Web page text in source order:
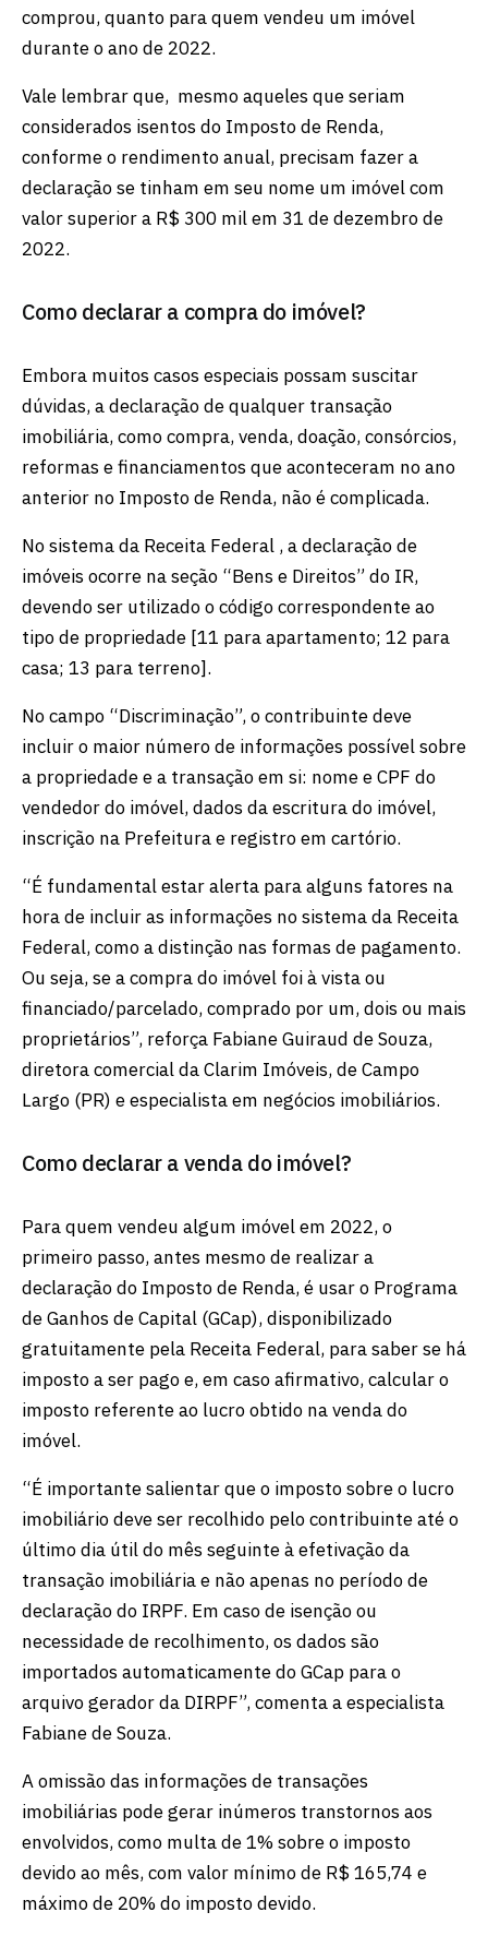
comprou, quanto para quem vendeu um imóvel
durante o ano de 2022.
Vale lembrar que, mesmo aqueles que seriam
considerados isentos do Imposto de Renda,
conforme o rendimento anual, precisam fazer a
declaração se tinham em seu nome um imóvel com
valor superior a R$ 300 mil em 31 de dezembro de
2022.
Como declarar a compra do imóvel?
Embora muitos casos especiais possam suscitar
dúvidas, a declaração de qualquer transação
imobiliária, como compra, venda, doação, consórcios,
reformas e financiamentos que aconteceram no ano
anterior no Imposto de Renda, não é complicada.
No sistema da Receita Federal , a declaração de
imóveis ocorre na seção “Bens e Direitos” do IR,
devendo ser utilizado o código correspondente ao
tipo de propriedade [11 para apartamento; 12 para
casa; 13 para terreno].
No campo “Discriminação”, o contribuinte deve
incluir o maior número de informações possível sobre
a propriedade e a transação em si: nome e CPF do
vendedor do imóvel, dados da escritura do imóvel,
inscrição na Prefeitura e registro em cartório.
“É fundamental estar alerta para alguns fatores na
hora de incluir as informações no sistema da Receita
Federal, como a distinção nas formas de pagamento.
Ou seja, se a compra do imóvel foi à vista ou
financiado/parcelado, comprado por um, dois ou mais
proprietários”, reforça Fabiane Guiraud de Souza,
diretora comercial da Clarim Imóveis, de Campo
Largo (PR) e especialista em negócios imobiliários.
Como declarar a venda do imóvel?
Para quem vendeu algum imóvel em 2022, o
primeiro passo, antes mesmo de realizar a
declaração do Imposto de Renda, é usar o Programa
de Ganhos de Capital (GCap), disponibilizado
gratuitamente pela Receita Federal, para saber se há
imposto a ser pago e, em caso afirmativo, calcular o
imposto referente ao lucro obtido na venda do
imóvel.
“É importante salientar que o imposto sobre o lucro
imobiliário deve ser recolhido pelo contribuinte até o
último dia útil do mês seguinte à efetivação da
transação imobiliária e não apenas no período de
declaração do IRPF. Em caso de isenção ou
necessidade de recolhimento, os dados são
importados automaticamente do GCap para o
arquivo gerador da DIRPF”, comenta a especialista
Fabiane de Souza.
A omissão das informações de transações
imobiliárias pode gerar inúmeros transtornos aos
envolvidos, como multa de 1% sobre o imposto
devido ao mês, com valor mínimo de R$ 165,74 e
máximo de 20% do imposto devido.